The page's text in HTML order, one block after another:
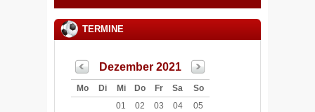
TERMINE
Dezember 2021
Mo Di Mi Do Fr Sa
So
01
02 03 04
05